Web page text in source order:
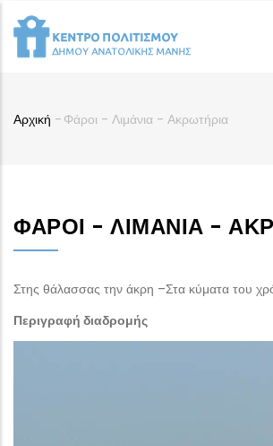
Παράκαμψη
προς
Breadcrumb
Αρχική - Φάροι - Λιμάνια - Ακρωτήρια
ΦΆΡΟΙ - ΛΙΜΆΝΙΑ -
Στης θάλασσας την άκρη –Στα κύματα του
Περιγραφή διαδρομής